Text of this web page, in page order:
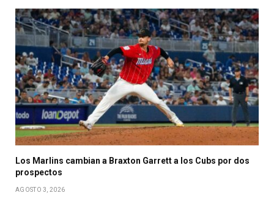
Los Marlins cambian a Braxton Garrett a los Cubs por dos
prospectos
AGOSTO 3, 2026